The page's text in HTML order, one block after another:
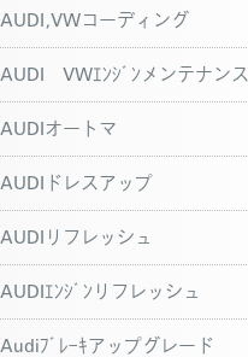
AUDI,VWコーディング
AUDI VWｴﾝｼﾞﾝメンテナンス
AUDIオートマ
AUDIドレスアップ
AUDIリフレッシュ
AUDIｴﾝｼﾞﾝリフレッシュ
Audiﾌﾞﾚｰｷアップグレード